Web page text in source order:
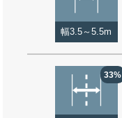
幅3.5～5.5m
33%